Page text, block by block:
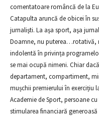
comentatoare româncă de la
Catapulta aruncă de obicei în
jurnalişti. La aşa sport, aşa
Doamne, nu puterea…rotativă,
indolentă în privința
se mai ocupă nimeni. Chiar
departament, compartiment,
mușchii premierului în exercițiu
Academie de Sport, persoane
stimularea financiară